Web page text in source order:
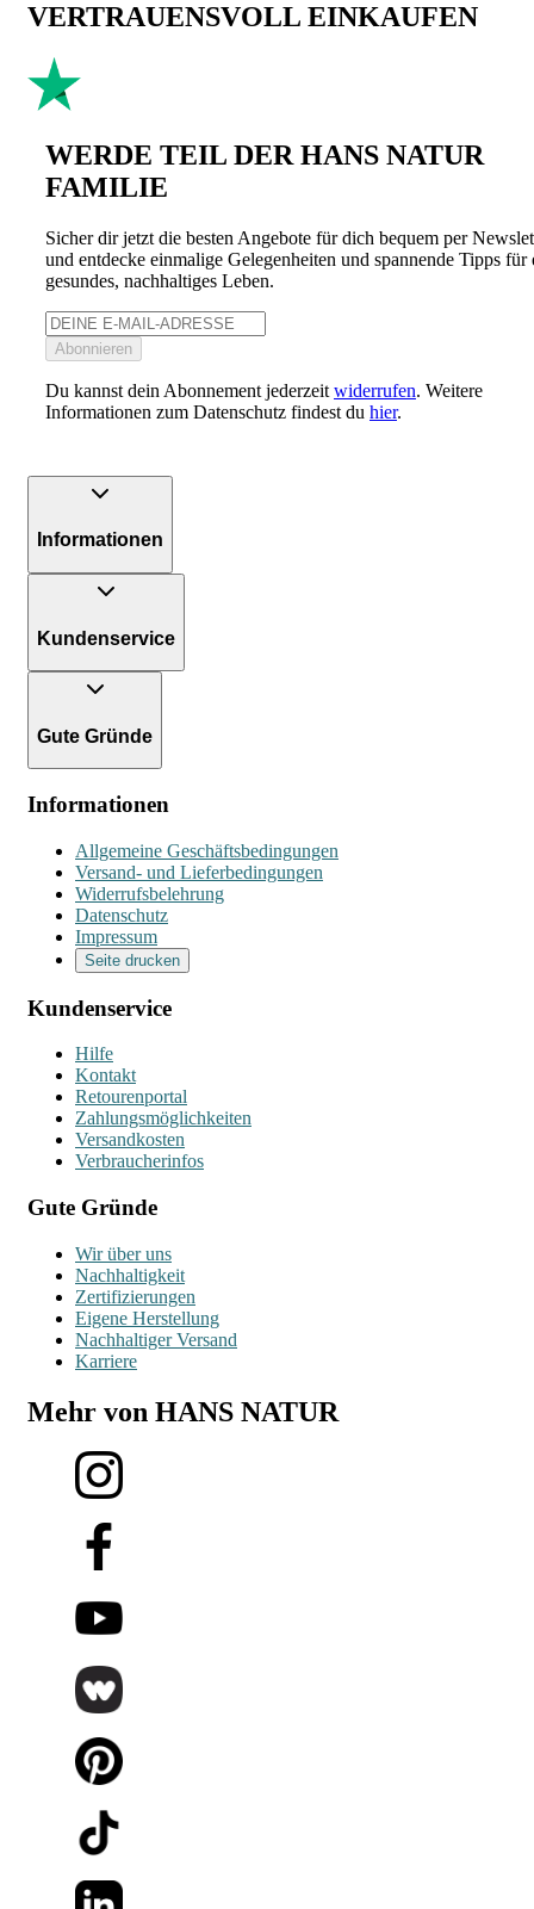
VERTRAUENSVOLL EINKAUFEN
WERDE TEIL DER HANS NATUR
FAMILIE
Sicher dir jetzt die besten Angebote für dich bequem per
und entdecke einmalige Gelegenheiten und spannende Tipps für
gesundes, nachhaltiges Leben.
Abonnieren
Du kannst dein Abonnement jederzeit widerrufen. Weitere
Informationen zum Datenschutz findest du hier.
Informationen
Kundenservice
Gute Gründe
Informationen
Allgemeine Geschäftsbedingungen
Versand- und Lieferbedingungen
Widerrufsbelehrung
Datenschutz
Impressum
Seite drucken
Kundenservice
Hilfe
Kontakt
Retourenportal
Zahlungsmöglichkeiten
Versandkosten
Verbraucherinfos
Gute Gründe
Wir über uns
Nachhaltigkeit
Zertifizierungen
Eigene Herstellung
Nachhaltiger Versand
Karriere
Mehr von HANS NATUR